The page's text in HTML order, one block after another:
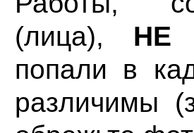
(лица), НЕ
попали в
различимы